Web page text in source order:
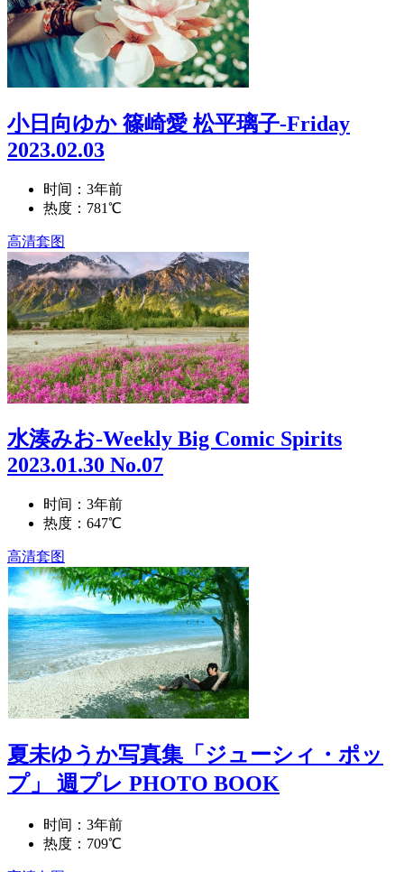
小日向ゆか 篠崎愛 松平璃子-Friday
2023.02.03
时间：3年前
热度：781℃
高清套图
水湊みお-Weekly Big Comic Spirits
2023.01.30 No.07
时间：3年前
热度：647℃
高清套图
夏未ゆうか写真集「ジューシィ・ポッ
プ」 週プレ PHOTO BOOK
时间：3年前
热度：709℃